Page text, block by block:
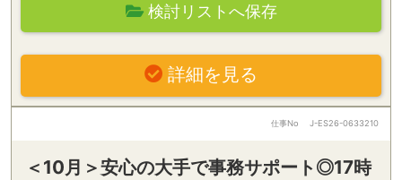
検討リストへ保存
詳細を見る
仕事No J-ES26-0633210
＜10月＞安心の大手で事務サポート◎17時